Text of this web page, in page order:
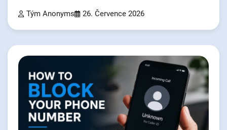
Tým Anonyms 26. Července 2026